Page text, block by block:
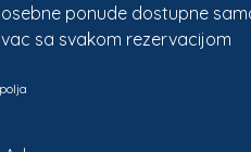
ponude dostupne
sa svakom rezervacijom